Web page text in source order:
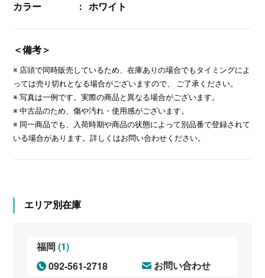
カラー ホワイト
＜備考＞
※ 店頭で同時販売しているため、在庫ありの場合でもタイミングによ
っては売り切れとなる場合がございますので、 ご了承ください。
※ 写真は一例です。実際の商品と異なる場合がございます。
※ 中古品のため、傷や汚れ・使用感がございます。
※ 同一商品でも、入荷時期や商品の状態によって別品番で登録されて
いる場合があります。詳しくはお問い合わせください。
エリア別在庫
福岡(1)
092-561-2718
お問い合わせ